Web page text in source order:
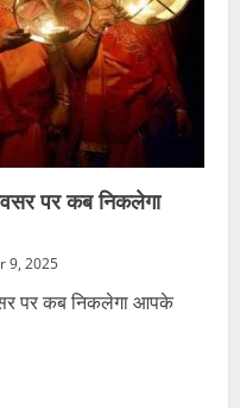
पर कब निकलेगा
9, 2025
पर कब निकलेगा आपके